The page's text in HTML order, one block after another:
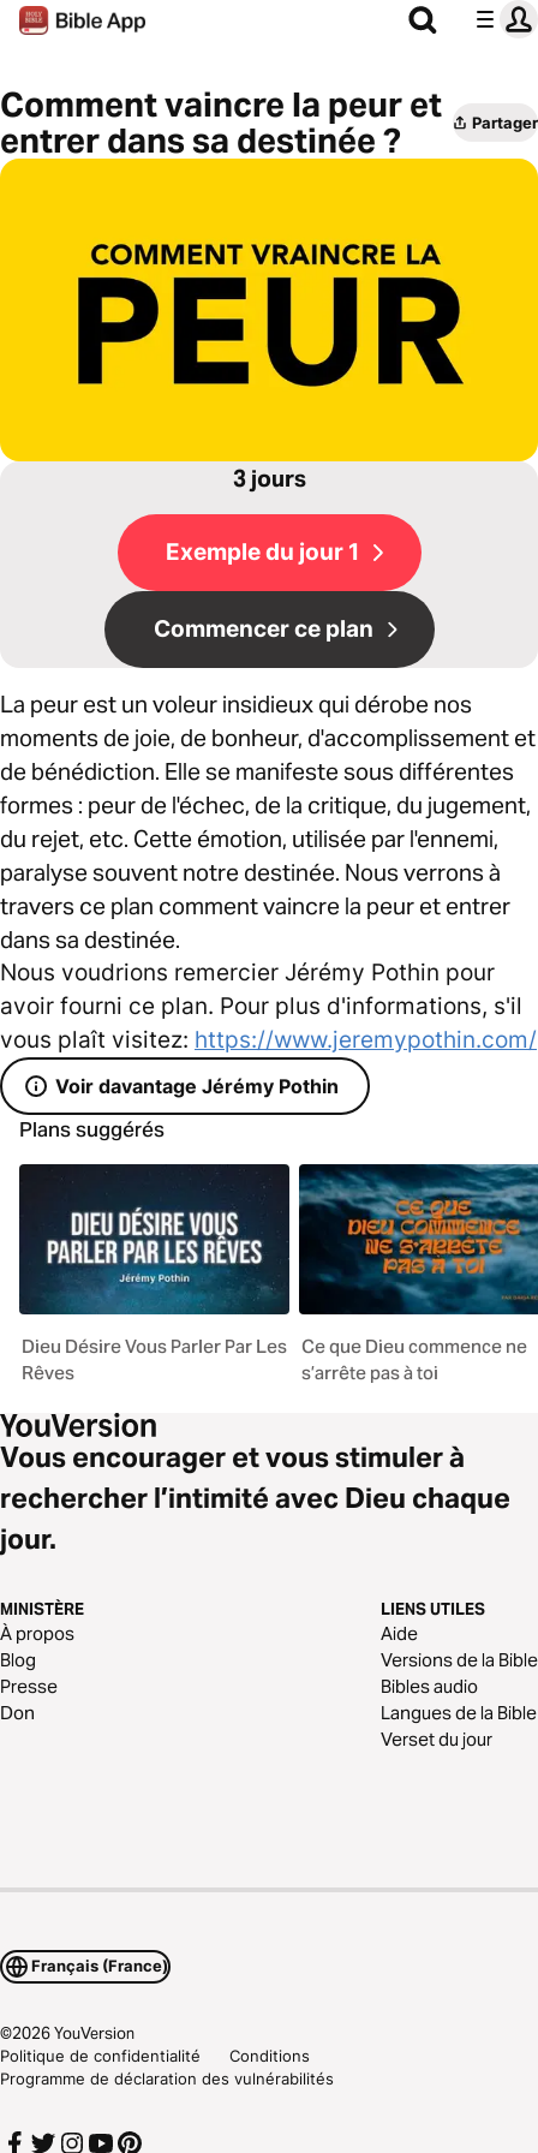
Comment vaincre la peur et
entrer dans sa destinée ?
Partager
3 jours
Exemple du jour 1
Commencer ce plan
La peur est un voleur insidieux qui dérobe nos
moments de joie, de bonheur, d'accomplissement et
de bénédiction. Elle se manifeste sous différentes
formes : peur de l'échec, de la critique, du jugement,
du rejet, etc. Cette émotion, utilisée par l'ennemi,
paralyse souvent notre destinée. Nous verrons à
travers ce plan comment vaincre la peur et entrer
dans sa destinée.
Nous voudrions remercier Jérémy Pothin pour
avoir fourni ce plan. Pour plus d'informations, s'il
vous plaît visitez: https://www.jeremypothin.com/
Voir davantage Jérémy Pothin
Plans suggérés
Dieu Désire Vous Parler Par Les
Rêves
Ce que Dieu commence ne
s’arrête pas à toi
Vous encourager et vous stimuler à
rechercher l’intimité avec Dieu chaque
jour.
MINISTÈRE
À propos
Blog
Presse
Don
LIENS UTILES
Aide
Versions de la Bible
Bibles audio
Langues de la Bible
Verset du jour
Français (France)
©2026YouVersion
Politique de confidentialité
Conditions
Programme de déclaration des vulnérabilités